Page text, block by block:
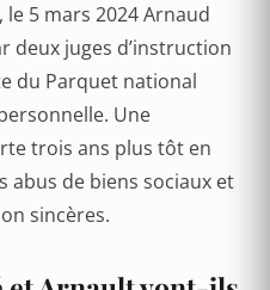
le 5 mars 2024 Arnaud
deux juges d’instruction
du Parquet national
Une
trois ans plus tôt en
abus de biens sociaux et
sincères.